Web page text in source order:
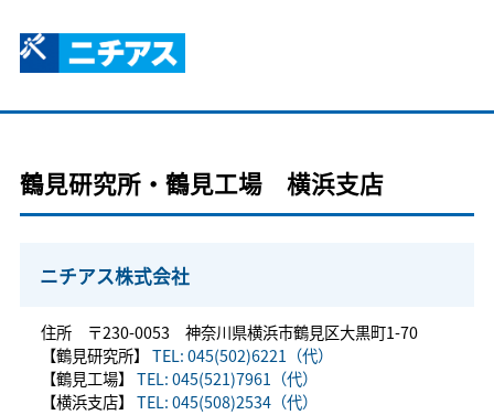
鶴見研究所・鶴見工場 横浜支店
ニチアス株式会社
住所 〒230-0053 神奈川県横浜市鶴見区大黒町1-70
【鶴見研究所】TEL: 045(502)6221（代）
【鶴見工場】TEL: 045(521)7961（代）
【横浜支店】TEL: 045(508)2534（代）